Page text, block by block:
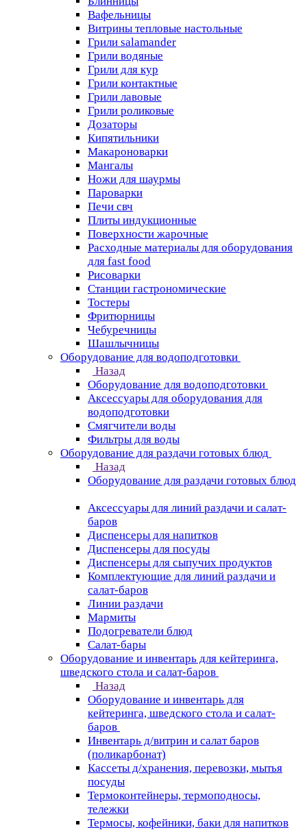
Вафельницы
Витрины тепловые настольные
Грили salamander
Грили водяные
Грили для кур
Грили контактные
Грили лавовые
Грили роликовые
Дозаторы
Кипятильники
Макароноварки
Мангалы
Ножи для шаурмы
Пароварки
Печи свч
Плиты индукционные
Поверхности жарочные
Расходные материалы для оборудования
для fast food
Рисоварки
Станции гастрономические
Тостеры
Фритюрницы
Чебуречницы
Шашлычницы
Оборудование для водоподготовки
Назад
Оборудование для водоподготовки
Аксессуары для оборудования для
водоподготовки
Смягчители воды
Фильтры для воды
Оборудование для раздачи готовых блюд
Назад
Оборудование для раздачи готовых блюд
Аксессуары для линий раздачи и салат-
баров
Диспенсеры для напитков
Диспенсеры для посуды
Диспенсеры для сыпучих продуктов
Комплектующие для линий раздачи и
салат-баров
Линии раздачи
Мармиты
Подогреватели блюд
Салат-бары
Оборудование и инвентарь для кейтеринга,
шведского стола и салат-баров
Назад
Оборудование и инвентарь для
кейтеринга, шведского стола и салат-
баров
Инвентарь д/витрин и салат баров
(поликарбонат)
Кассеты д/хранения, перевозки, мытья
посуды
Термоконтейнеры, термоподносы,
тележки
Термосы, кофейники, баки для напитков